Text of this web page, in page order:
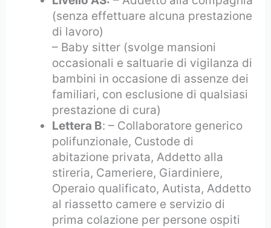
(senza effettuare alcuna prestazione
di lavoro)
– Baby sitter (svolge mansioni
occasionali e saltuarie di vigilanza di
bambini in occasione di assenze dei
familiari, con esclusione di qualsiasi
prestazione di cura)
Lettera B: – Collaboratore generico
polifunzionale, Custode di
abitazione privata, Addetto alla
stireria, Cameriere, Giardiniere,
Operaio qualificato, Autista, Addetto
al riassetto camere e servizio di
prima colazione per persone ospiti